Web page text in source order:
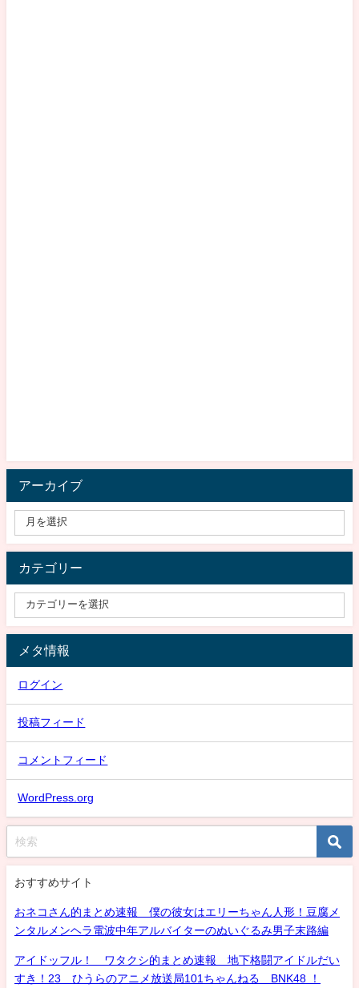
アーカイブ
カテゴリー
メタ情報
ログイン
投稿フィード
コメントフィード
WordPress.org
おすすめサイト
おネコさん的まとめ速報 僕の彼女はエリーちゃん人形！豆腐メ
ンタルメンヘラ電波中年アルバイターのぬいぐるみ男子末路編
アイドッフル！ ワタクシ的まとめ速報 地下格闘アイドルだい
すき！23 ひうらのアニメ放送局101ちゃんねる BNK48 ！